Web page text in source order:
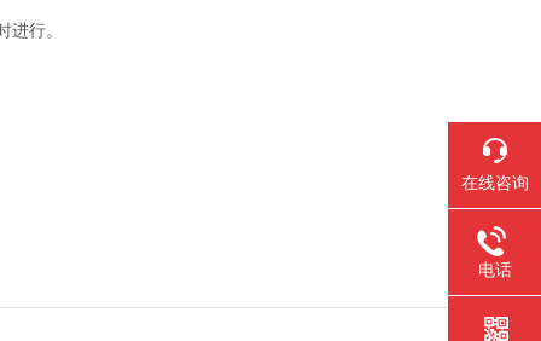
行。
在线咨询
电话